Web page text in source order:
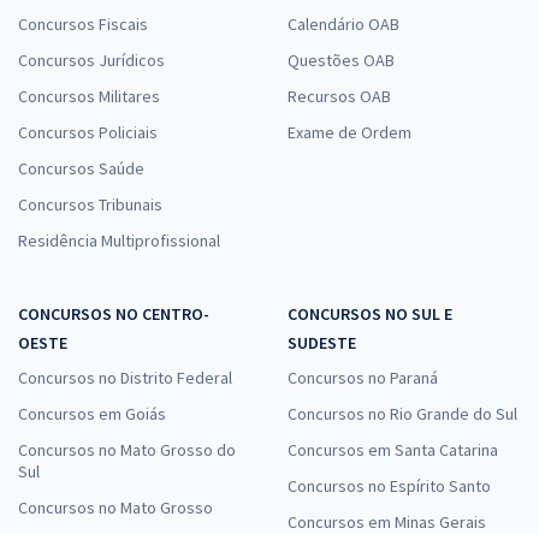
Concursos Fiscais
Concursos Jurídicos
Concursos Militares
Concursos Policiais
Concursos Saúde
Concursos Tribunais
Residência Multiprofissional
Calendário OAB
Questões OAB
Recursos OAB
Exame de Ordem
CONCURSOS NO CENTRO-
OESTE
Concursos no Distrito Federal
Concursos em Goiás
Concursos no Mato Grosso do
Sul
Concursos no Mato Grosso
CONCURSOS NO SUL E
SUDESTE
Concursos no Paraná
Concursos no Rio Grande do Sul
Concursos em Santa Catarina
Concursos no Espírito Santo
Concursos em Minas Gerais